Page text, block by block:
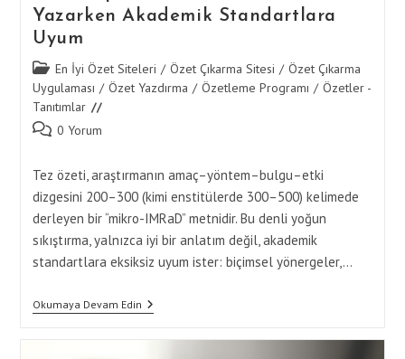
Yazarken Akademik Standartlara
Uyum
Post
category:
En İyi Özet Siteleri / Özet Çıkarma Sitesi / Özet Çıkarma
Uygulaması / Özet Yazdırma / Özetleme Programı / Özetler -
Tanıtımlar
Post 0 Yorum
Tez özeti, araştırmanın amaç–yöntem–bulgu–etki
dizgesini 200–300 (kimi enstitülerde 300–500) kelimede
derleyen bir “mikro-IMRaD” metnidir. Bu denli yoğun
sıkıştırma, yalnızca iyi bir anlatım değil, akademik
standartlara eksiksiz uyum ister: biçimsel yönergeler,…
Okumaya Devam EdinÖzet
Yaptırma